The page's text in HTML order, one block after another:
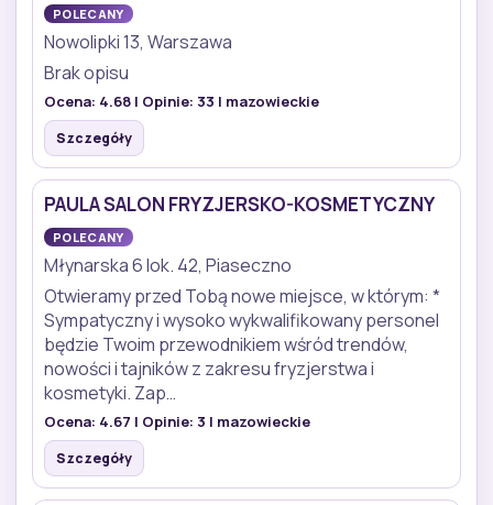
POLECANY
Nowolipki 13, Warszawa
Brak opisu
Ocena: 4.68 | Opinie: 33 | mazowieckie
Szczegóły
PAULA SALON FRYZJERSKO-KOSMETYCZNY
POLECANY
Młynarska 6 lok. 42, Piaseczno
Otwieramy przed Tobą nowe miejsce, w którym: *
Sympatyczny i wysoko wykwalifikowany personel
będzie Twoim przewodnikiem wśród trendów,
nowości i tajników z zakresu fryzjerstwa i
kosmetyki. Zap…
Ocena: 4.67 | Opinie: 3 | mazowieckie
Szczegóły